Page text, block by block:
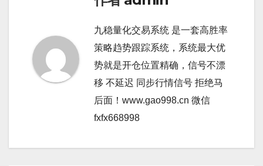
九稳量化交易系统 是一套高胜率
策略趋势跟踪系统，系统最大优
势就是开仓位置精确，信号不漂
移 不延迟 同步行情信号 拒绝马
后面！www.gao998.cn 微信
fxfx668998